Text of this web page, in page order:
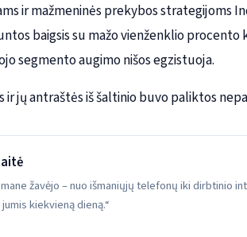
ir mažmeninės prekybos strategijoms
baigsis su mažo vienženklio
segmento augimo nišos egzistuoja.
ir jų antraštės iš šaltinio buvo paliktos
žavėjo – nuo išmaniųjų telefonų iki dirbtinio
kiekvieną dieną.“